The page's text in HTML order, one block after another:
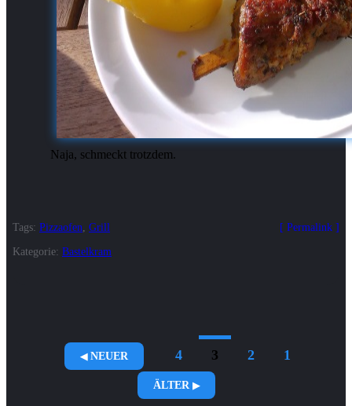
Naja, schmeckt trotzdem.
Permalink
Tags: Pizzaofen Grill
Kategorie: Bastelkram
NEUER 4 3 2 1
ÄLTER